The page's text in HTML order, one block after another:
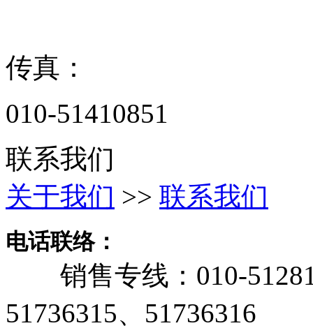
传真：
010-51410851
联系我们
关于我们 >> 联系我们
电话联络：
销售专线：010-
51736315、51736316